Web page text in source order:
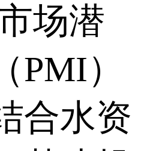
场潜
PMI）
合水资